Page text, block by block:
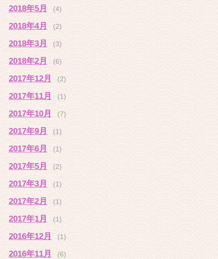
2018年5月 (4)
2018年4月 (2)
2018年3月 (3)
2018年2月 (6)
2017年12月 (2)
2017年11月 (1)
2017年10月 (7)
2017年9月 (1)
2017年6月 (1)
2017年5月 (2)
2017年3月 (1)
2017年2月 (1)
2017年1月 (1)
2016年12月 (1)
2016年11月 (6)